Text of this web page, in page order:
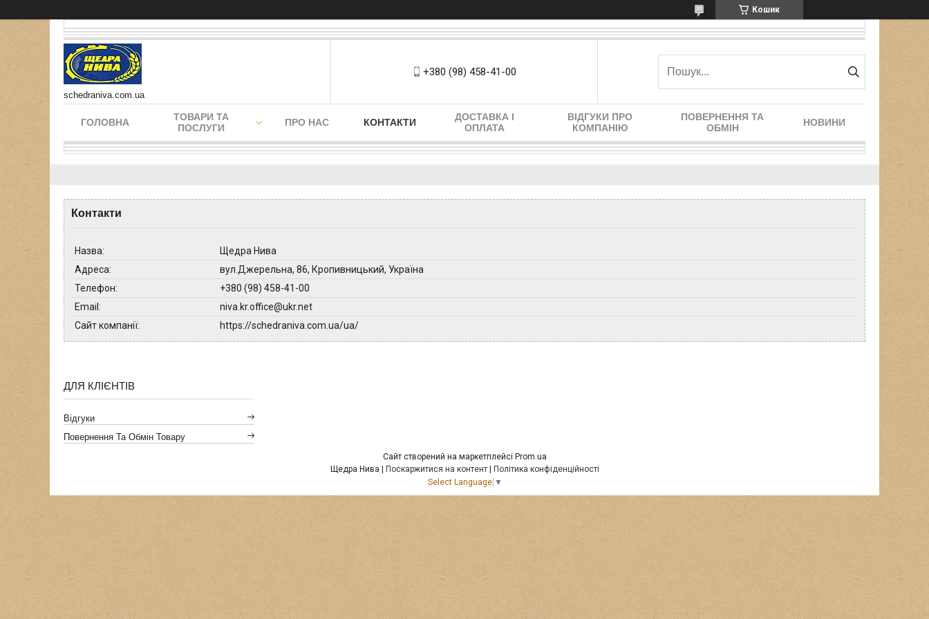
Кошик
schedraniva.com.ua
+380 (98) 458-41-00
ГОЛОВНА
ТОВАРИ ТА
ПОСЛУГИ
ПРО НАС КОНТАКТИ
ДОСТАВКА І
ОПЛАТА
ВІДГУКИ ПРО
КОМПАНІЮ
ПОВЕРНЕННЯ ТА
ОБМІН
НОВИНИ
Контакти
Щедра Нива
вул.Джерельна, 86, Кропивницький, Україна
+380 (98) 458-41-00
niva.kr.office@ukr.net
https://schedraniva.com.ua/ua/
ДЛЯ КЛІЄНТІВ
Відгуки
Повернення Та Обмін Товару
Сайт створений на маркетплейсі Prom.ua
Поскаржитися на контент
Політика конфіденційності
Select Language ▼